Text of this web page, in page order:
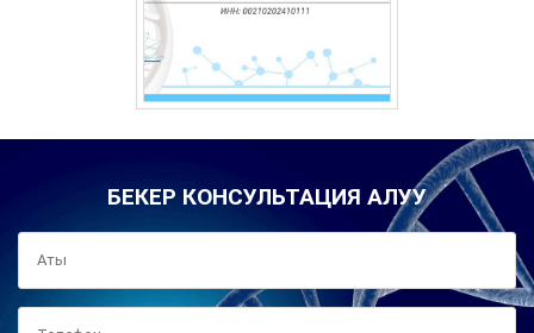
БЕКЕР КОНСУЛЬТАЦИЯ АЛУУ